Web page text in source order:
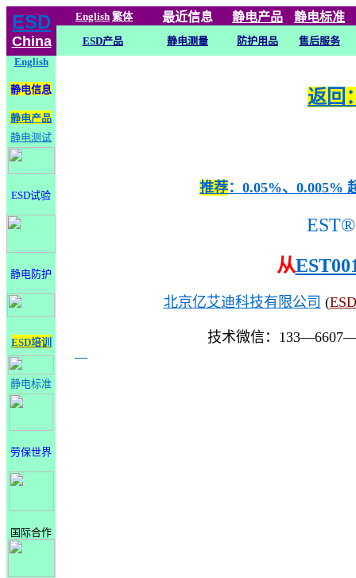
ESD
China
English 繁体 最近信息 静电产品 静电标准
ESD产品 静电测量 防护用品
售后服务
English
静电信息
静电产品
静电测试
ESD试验
静电防护
ESD培训
静电标准
劳保世界
国际合作
返回
推荐：0.05%、0.005%
EST®
从
北京亿艾迪科技有限公司 (
技术微信：